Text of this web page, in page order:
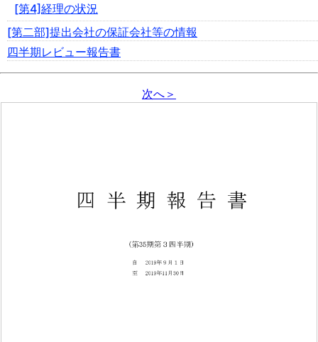
[第4]経理の状況
[第二部]提出会社の保証会社等の情報
四半期レビュー報告書
次へ＞